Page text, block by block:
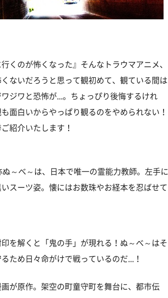
くのが怖くなった』そんなトラウマアニメ、
ないだろうと思って観初めて、観ている間は
ジワと恐怖が...。ちょっぴり後悔するけれ
面白いからやっぱり観るのをやめられない！
紹介いたします！
～べ～は、日本で唯一の霊能力教師。左手に
スーツ姿。懐にはお数珠やお経本を忍ばせて
を解くと「鬼の手」が現れる！ぬ～べ～はそ
ため日々命がけで戦っているのだ...！
が原作。架空の町童守町を舞台に、都市伝